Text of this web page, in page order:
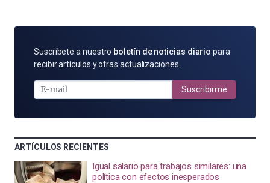
SUSCRÍBETE
POR
MAIL
Suscríbete a nuestro boletín de noticias diario para
recibir artículos y otras actualizaciones.
Suscribirme
ARTÍCULOS RECIENTES
Igual salario para trabajos similares: una
política con efectos inesperados